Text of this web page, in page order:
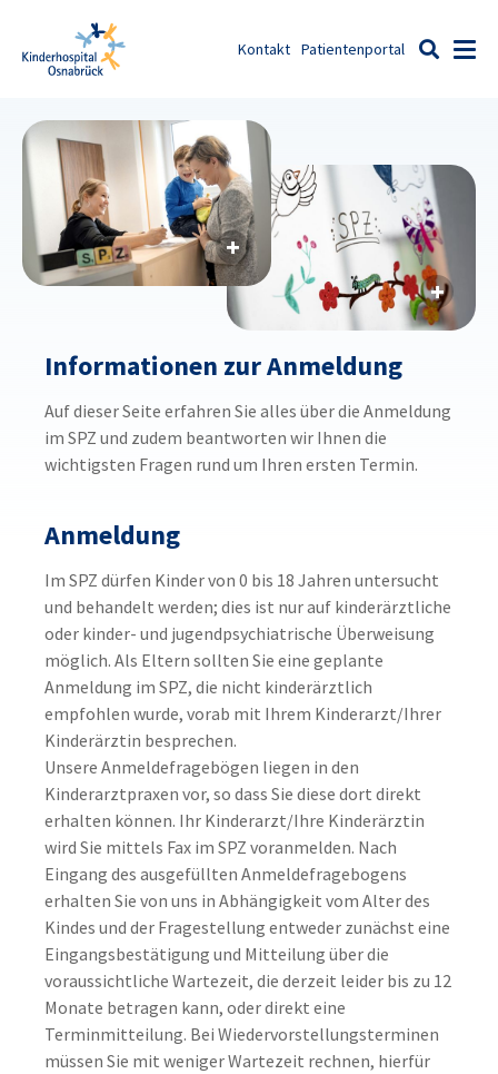
Kontakt Patientenportal
Suche
Informationen zur Anmeldung
Auf dieser Seite erfahren Sie alles über die Anmeldung
im SPZ und zudem beantworten wir Ihnen die
wichtigsten Fragen rund um Ihren ersten Termin.
Anmeldung
Im SPZ dürfen Kinder von 0 bis 18 Jahren untersucht
und behandelt werden; dies ist nur auf kinderärztliche
oder kinder- und jugendpsychiatrische Überweisung
möglich. Als Eltern sollten Sie eine geplante
Anmeldung im SPZ, die nicht kinderärztlich
empfohlen wurde, vorab mit Ihrem Kinderarzt/Ihrer
Kinderärztin besprechen.
Unsere Anmeldefragebögen liegen in den
Kinderarztpraxen vor, so dass Sie diese dort direkt
erhalten können. Ihr Kinderarzt/Ihre Kinderärztin
wird Sie mittels Fax im SPZ voranmelden. Nach
Eingang des ausgefüllten Anmeldefragebogens
erhalten Sie von uns in Abhängigkeit vom Alter des
Kindes und der Fragestellung entweder zunächst eine
Eingangsbestätigung und Mitteilung über die
voraussichtliche Wartezeit, die derzeit leider bis zu 12
Monate betragen kann, oder direkt eine
Terminmitteilung. Bei Wiedervorstellungsterminen
müssen Sie mit weniger Wartezeit rechnen, hierfür